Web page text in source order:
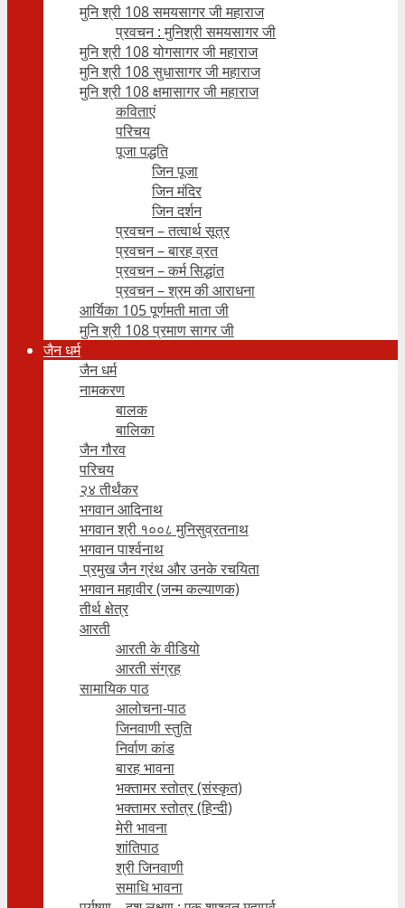
मुनि श्री 108 समयसागर जी महाराज
प्रवचन : मुनिश्री समयसागर जी
मुनि श्री 108 योगसागर जी महाराज
मुनि श्री 108 सुधासागर जी महाराज
मुनि श्री 108 क्षमासागर जी महाराज
कविताएं
परिचय
पूजा पद्धति
जिन पूजा
जिन मंदिर
जिन दर्शन
प्रवचन – तत्वार्थ सूत्र
प्रवचन – बारह व्रत
प्रवचन – कर्म सिद्धांत
प्रवचन – श्रम की आराधना
आर्यिका 105 पूर्णमती माता जी
मुनि श्री 108 प्रमाण सागर जी
जैन धर्म
जैन धर्म
नामकरण
बालक
बालिका
जैन गौरव
परिचय
२४ तीर्थंकर
भगवान आदिनाथ
भगवान श्री १००८ मुनिसुव्रतनाथ
भगवान पार्श्वनाथ
प्रमुख जैन ग्रंथ और उनके रचयिता
भगवान महावीर (जन्म कल्याणक)
तीर्थ क्षेत्र
आरती
आरती के वीडियो
आरती संग्रह
सामायिक पाठ
आलोचना-पाठ
जिनवाणी स्तुति
निर्वाण कांड
बारह भावना
भक्तामर स्तोत्र (संस्कृत)
भक्तामर स्तोत्र (हिन्दी)
मेरी भावना
शांतिपाठ
श्री जिनवाणी
समाधि भावना